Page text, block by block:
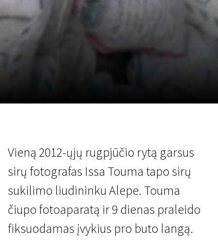
Vieną 2012-ųjų rugpjūčio rytą garsus
sirų fotografas Issa Touma tapo sirų
sukilimo liudininku Alepe. Touma
čiupo fotoaparatą ir 9 dienas praleido
fiksuodamas įvykius pro buto langą.